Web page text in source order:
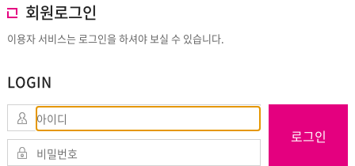
회원로그인
이용자 서비스는 로그인을 하셔야 보실 수 있습니다.
LOGIN
로그인